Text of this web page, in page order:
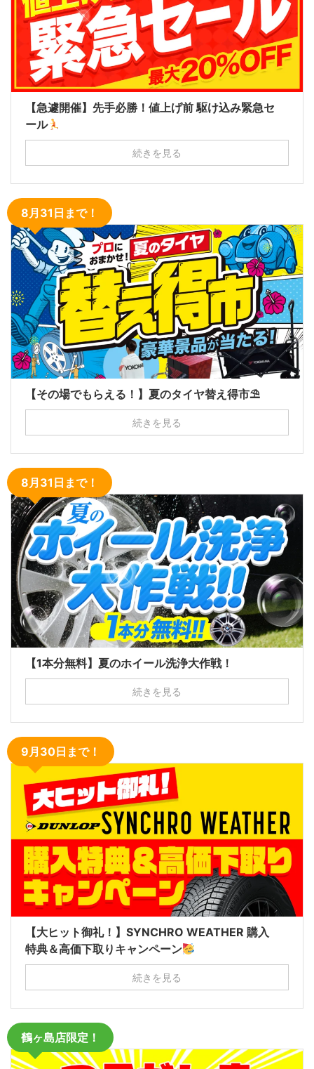
【急遽開催】先手必勝！値上げ前 駆け込み緊急セ
ール
続きを見る
8月31日まで！
【その場でもらえる！】夏のタイヤ替え得市⛱
続きを見る
8月31日まで！
【1本分無料】夏のホイール洗浄大作戦！
続きを見る
9月30日まで！
【大ヒット御礼！】SYNCHRO WEATHER 購入
特典＆高価下取りキャンペーン
続きを見る
鶴ヶ島店限定！